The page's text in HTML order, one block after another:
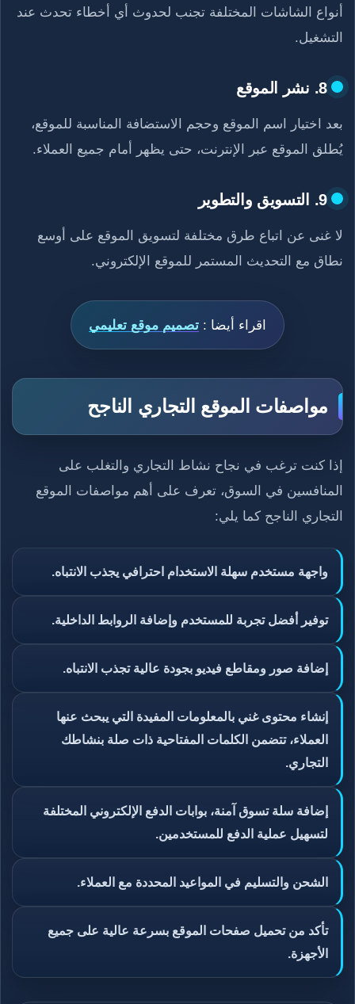
أنواع الشاشات المختلفة تجنب لحدوث أي أخطاء تحدث عند
التشغيل.
8. نشر الموقع
بعد اختيار اسم الموقع وحجم الاستضافة المناسبة للموقع،
يُطلق الموقع عبر الإنترنت، حتى يظهر أمام جميع العملاء.
9. التسويق والتطوير
لا غنى عن اتباع طرق مختلفة لتسويق الموقع على أوسع
نطاق مع التحديث المستمر للموقع الإلكتروني.
اقراء أيضا : تصميم موقع تعليمي
مواصفات الموقع التجاري الناجح
إذا كنت ترغب في نجاح نشاط التجاري والتغلب على
المنافسين في السوق، تعرف على أهم مواصفات الموقع
التجاري الناجح كما يلي:
واجهة مستخدم سهلة الاستخدام احترافي يجذب الانتباه.
توفير أفضل تجربة للمستخدم وإضافة الروابط الداخلية.
إضافة صور ومقاطع فيديو بجودة عالية تجذب الانتباه.
إنشاء محتوى غني بالمعلومات المفيدة التي يبحث عنها
العملاء، تتضمن الكلمات المفتاحية ذات صلة بنشاطك
التجاري.
إضافة سلة تسوق آمنة، بوابات الدفع الإلكتروني المختلفة
لتسهيل عملية الدفع للمستخدمين.
الشحن والتسليم في المواعيد المحددة مع العملاء.
تأكد من تحميل صفحات الموقع بسرعة عالية على جميع
الأجهزة.